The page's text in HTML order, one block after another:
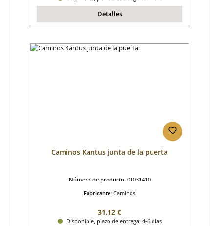
Detalles
Caminos Kantus junta de la puerta
Número de producto: 01031410
Fabricante: Caminos
Precio normal:
31,12 €
Disponible, plazo de entrega: 4-6 días